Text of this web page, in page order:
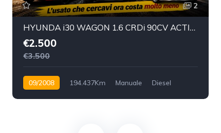
2
HYUNDA i30 WAGON 1.6 CRDi 90CV ACTIVE - 2008
€2.500
€3.500
09/2008 194.437Km Manuale
Diesel